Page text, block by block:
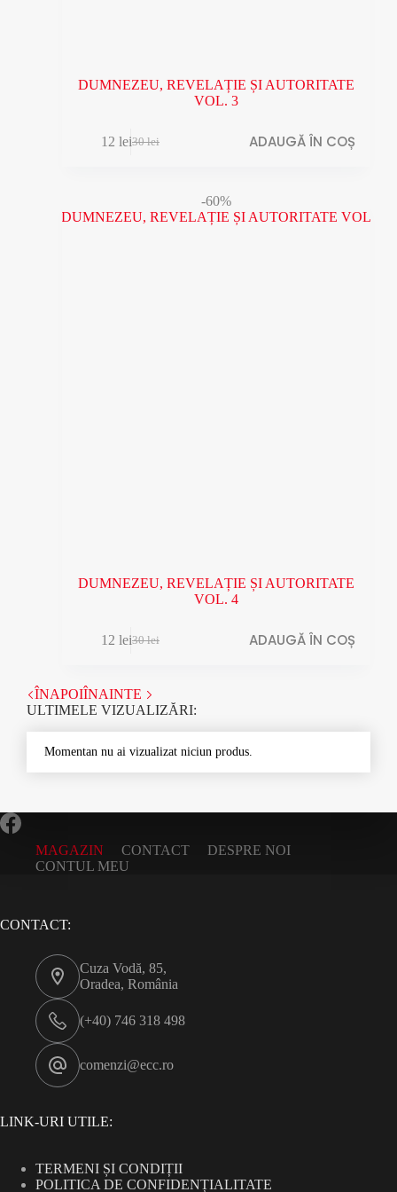
DUMNEZEU, REVELAȚIE ȘI AUTORITATE
VOL. 3
30lei
Prețul
30 lei.
12 leiPrețul
ADAUGĂ ÎN COȘ
-60%
DUMNEZEU, REVELAȚIE ȘI AUTORITATE
VOL. 4
30lei
Prețul
fost:
30 lei.
12 leiPrețul
12 lei.
ADAUGĂ ÎN COȘ
ÎNAPOIÎNAINTE
ULTIMELE VIZUALIZĂRI:
Momentan nu ai vizualizat niciun produs.
MAGAZIN CONTACT
DESPRE NOI
CONTUL MEU
CONTACT:
Cuza Vodă, 85,
Oradea, România
(+40) 746 318 498
comenzi@ecc.ro
LINK-URI UTILE:
TERMENI ȘI CONDIȚII
POLITICA DE CONFIDENȚIALITATE